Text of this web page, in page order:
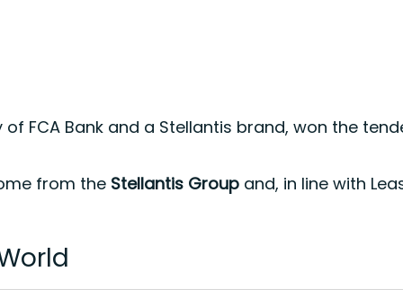
of FCA Bank and a Stellantis brand, won the
from the Stellantis Group and, in line with